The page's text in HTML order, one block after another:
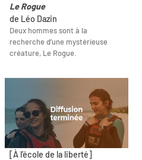
Le Rogue
de Léo Dazin
Deux hommes sont à la
recherche d’une mystérieuse
créature, Le Rogue.
[À l’école de la liberté]